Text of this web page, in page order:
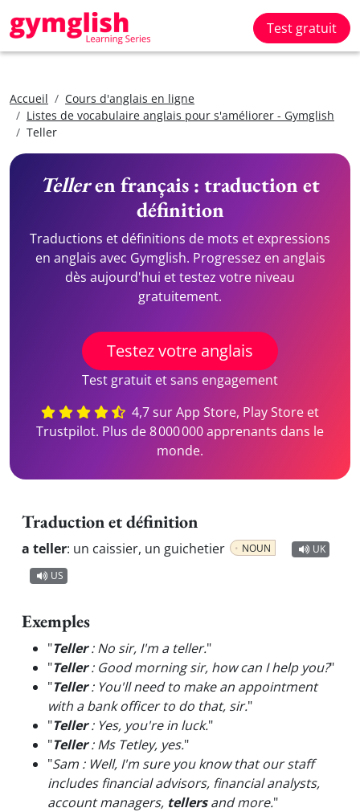
Test gratuit
Accueil
Cours d'anglais en ligne
Listes de vocabulaire anglais pour s'améliorer - Gymglish
Teller
Telleren français : traduction et
définition
Traductions et définitions de mots et expressions
en anglais avec Gymglish. Progressez en anglais
dès aujourd'hui et testez votre niveau
gratuitement.
Testez votre anglais
Test gratuit et sans engagement
4,7 sur App Store, Play Store et
Trustpilot. Plus de 8 000 000 apprenants dans le
monde.
Traduction et définition
a teller: un caissier, un guichetier NOUN
UK
US
Exemples
"Teller: No sir, I'm a teller."
"Teller: Good morning sir, how can I help you?"
"Teller: You'll need to make an appointment
with a bank officer to do that, sir."
"Teller: Yes, you're in luck."
"Teller: Ms Tetley, yes."
"Sam : Well, I'm sure you know that our staff
includes financial advisors, financial analysts,
account managers, tellersand more."